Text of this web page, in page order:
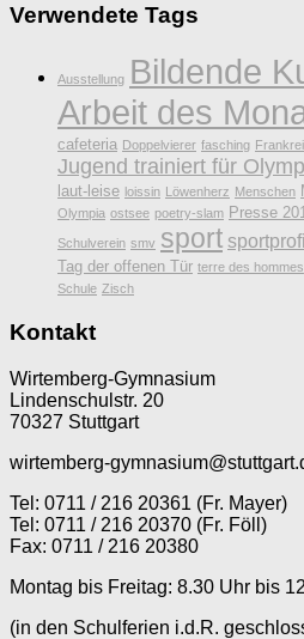
Verwendete Tags
Ausstellung Bildende
Arbeit des
cafeteria Doppelvierer fasching
Jugend trainiert für
laut-leise loissin Löwenherz Menschen
Olympia ostsee poetry-slam Presse
Schulverein smv sport sportprofil
Tag der offenen Tür terre des hommes
Schule Zisch
Kontakt
Wirtemberg-Gymnasium
Lindenschulstr. 20
70327 Stuttgart
wirtemberg-
Tel: 0711 / 216 20361 (Fr. Mayer)
Tel: 0711 / 216 20370 (Fr. Föll)
Fax: 0711 / 216 20380
Montag bis Freitag: 8.30 Uhr bis
(in den Schulferien i.d.R.